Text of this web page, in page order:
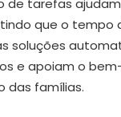
de tarefas
que o tempo
soluções
e apoiam o
das famílias.